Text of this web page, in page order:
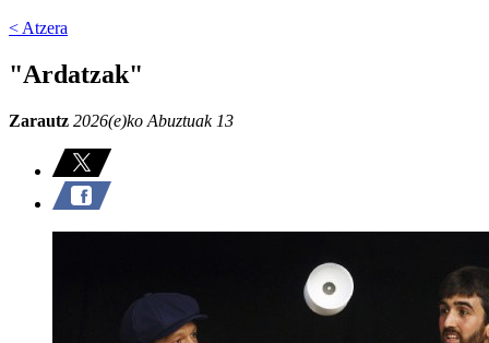
< Atzera
"Ardatzak"
Zarautz 2026(e)ko Abuztuak 13